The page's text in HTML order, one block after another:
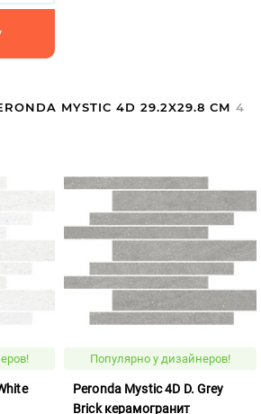
MYSTIC 4D 29.2X29.8 СМ 4
Популярно у дизайнеров!
Peronda Mystic 4D D. Grey
Brick керамогранит